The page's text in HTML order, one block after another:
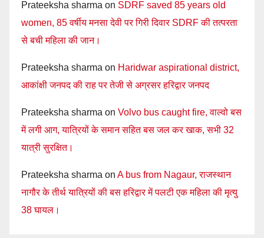
Prateeksha sharma on SDRF saved 85 years old
women, 85 वर्षीय मनसा देवी पर गिरी दिवार SDRF की तत्परता
से बची महिला की जान।
Prateeksha sharma on Haridwar aspirational district,
आकांक्षी जनपद की राह पर तेजी से अग्रसर हरिद्वार जनपद
Prateeksha sharma on Volvo bus caught fire, वाल्वो बस
में लगी आग, यात्रियों के समान सहित बस जल कर खाक, सभी 32
यात्री सुरक्षित।
Prateeksha sharma on A bus from Nagaur, राजस्थान
नागौर के तीर्थ यात्रियों की बस हरिद्वार में पलटी एक महिला की मृत्यु
38 घायल।